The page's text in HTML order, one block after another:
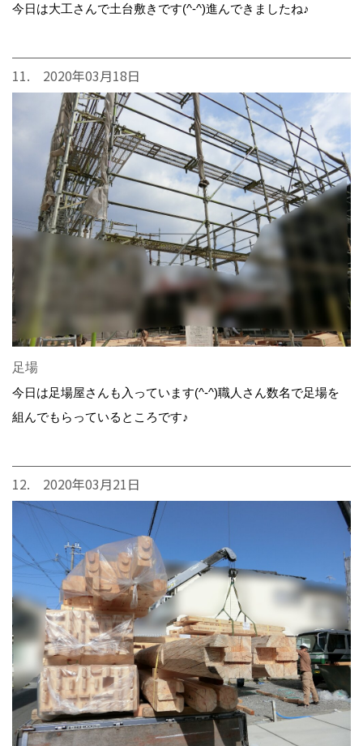
今日は大工さんで土台敷きです(^-^)進んできましたね♪
11. 2020年03月18日
足場
今日は足場屋さんも入っています(^-^)職人さん数名で足場を
組んでもらっているところです♪
12. 2020年03月21日